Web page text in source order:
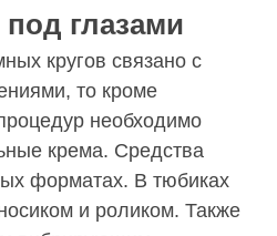
глазами
кругов связано с
то кроме
необходимо
крема. Средства
форматах. В тюбиках
и роликом. Также